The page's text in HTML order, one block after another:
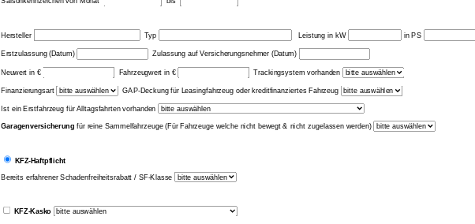
Hersteller Typ Leistung in kW in PS
Erstzulassung (Datum) Zulassung auf Versicherungsnehmer (Datum)
Neuwert in € Fahrzeugwert in € Trackingsystem vorhanden
Finanzierungsart GAP-Deckung für Leasingfahrzeug oder kreditfinanziertes Fahrzeug
Ist ein Erstfahrzeug für Alltagsfahrten vorhanden
Garagenversicherung für reine Sammelfahrzeuge (Für Fahrzeuge welche nicht bewegt & nicht zugelassen werden)
KFZ-Haftpflicht
Bereits erfahrener Schadenfreiheitsrabatt / SF-Klasse
KFZ-Kasko